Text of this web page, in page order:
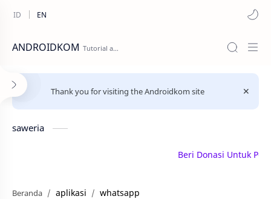
ANDROIDKOM
Thank you for visiting the Androidkom site
saweria
Beri Donasi Untuk
Beranda aplikasi whatsapp